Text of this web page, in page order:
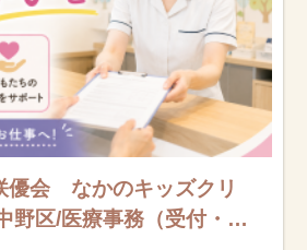
関・企業様
優会 なかのキッズクリ
野区/医療事務（受付・ク